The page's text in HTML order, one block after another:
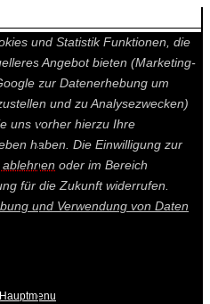
notwendige Cookies gesetzt.
und Statistik Funktionen, die
Angebot bieten (Marketing-
zur Datenerhebung um
und zu Analysezwecken)
uns vorher hierzu Ihre
haben. Die Einwilligung zur
oder im Bereich
für die Zukunft widerrufen.
und Verwendung von Daten
Hauptmenu